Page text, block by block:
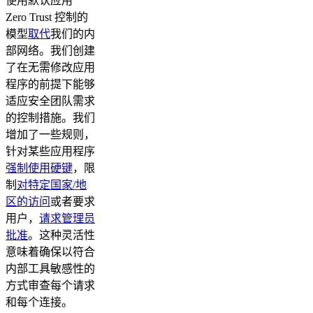
Zero Trust 控制的
模型取代我们的内
部网络。我们创建
了在无需修改应用
程序的前提下能够
适应安全团队需求
的控制措施。我们
增加了一些规则，
针对某些应用程序
强制使用硬键，限
制 对特定国家/地
区的访问 或者要求
用户， 请求管理员
批准。这种灵活性
意味着确保以符合
内部工具敏感性的
方式审查每个请求
和每个连接。